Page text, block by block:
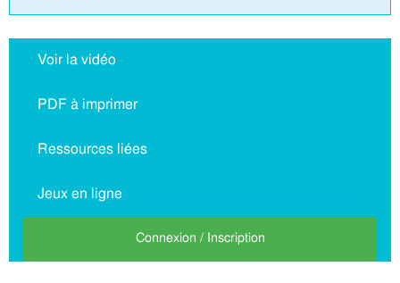
Voir la vidéo
PDF à imprimer
Ressources liées
Jeux en ligne
Connexion / Inscription